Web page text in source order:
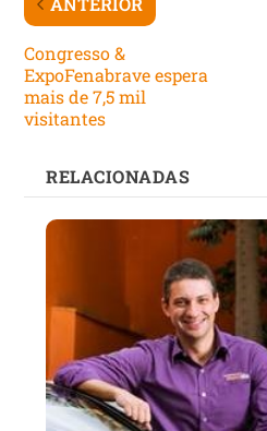
Congresso &
ExpoFenabrave espera
mais de 7,5 mil
visitantes
RELACIONADAS